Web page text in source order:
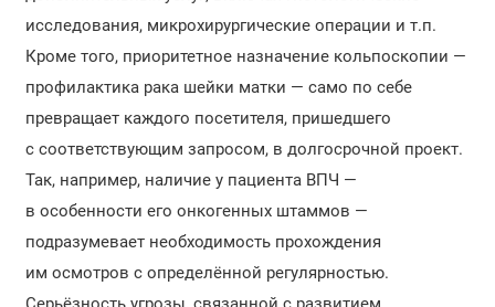
исследования, микрохирургические операции и т.п.
Кроме того, приоритетное назначение кольпоскопии —
профилактика рака шейки матки — само по себе
превращает каждого посетителя, пришедшего
с соответствующим запросом, в долгосрочной проект.
Так, например, наличие у пациента ВПЧ —
в особенности его онкогенных штаммов —
подразумевает необходимость прохождения
им осмотров с определённой регулярностью.